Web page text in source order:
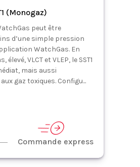
(Monogaz)
peut être
d’une simple pression
WatchGas. En
VLCT et VLEP, le SST1
mais aussi
gaz toxiques. Configu...
Commande express